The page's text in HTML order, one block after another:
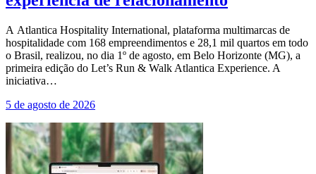
A Atlantica Hospitality International, plataforma multimarcas de
hospitalidade com 168 empreendimentos e 28,1 mil quartos em todo
o Brasil, realizou, no dia 1º de agosto, em Belo Horizonte (MG), a
primeira edição do Let’s Run & Walk Atlantica Experience. A
iniciativa…
5 de agosto de 2026